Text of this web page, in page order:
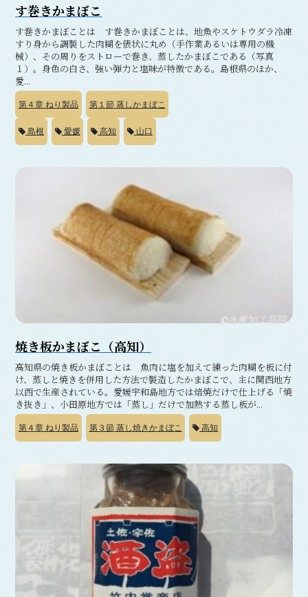
す巻きかまぼこ
す巻きかまぼことは す巻きかまぼことは、地魚やスケトウダラ冷凍
すり身から調製した肉糊を俵状に丸め（手作業あるいは専用の機
械）、その周りをストローで巻き、蒸したかまぼこである（写真
１）。身色の白さ、強い弾力と塩味が特徴である。島根県のほか、
愛...
第４章 ねり製品 第１節蒸しかまぼこ
島根 愛媛 高知 山口
焼き板かまぼこ（高知）
高知県の焼き板かまぼことは 魚肉に塩を加えて練った肉糊を板に付
け、蒸しと焼きを併用した方法で製造したかまぼこで、主に関西地方
以西で生産されている。愛媛宇和島地方では焙焼だけで仕上げる「焼
き抜き」、小田原地方では「蒸し」だけで加熱する蒸し板が...
第４章 ねり製品 第３節蒸し焼きかまぼこ 高知